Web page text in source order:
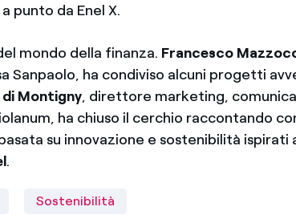
punto da Enel X.
mondo della finanza. Francesco
Sanpaolo, ha condiviso alcuni progetti
Montigny, direttore marketing,
ha chiuso il cerchio raccontando
su innovazione e sostenibilità ispirati
.
Sostenibilità